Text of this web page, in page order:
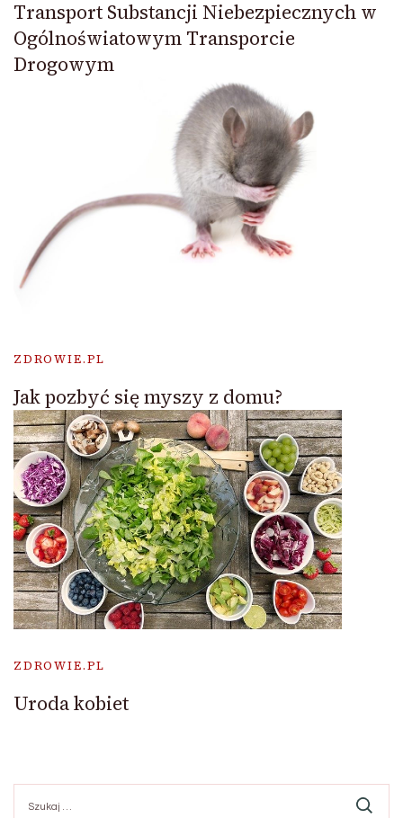
Transport Substancji Niebezpiecznych w
Ogólnoświatowym Transporcie
Drogowym
ZDROWIE.PL
Jak pozbyć się myszy z domu?
ZDROWIE.PL
Uroda kobiet